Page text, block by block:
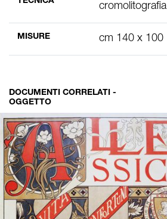
cromolitografia
MISURE cm 140 x 100
DOCUMENTI CORRELATI -
OGGETTO